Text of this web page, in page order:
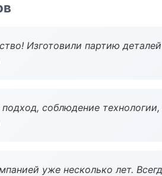
Изготовили партию
соблюдение
уже несколько лет.